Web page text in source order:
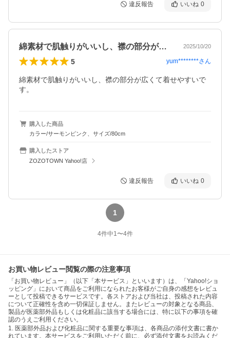
違反報告 いいね 0
綿素材で肌触りがいいし、襟の部分が広く… 2025/10/20
5 yum********さん
綿素材で肌触りがいいし、襟の部分が広くて着せやすいで
す。
購入した商品
カラー/サーモンピンク、サイズ/80cm
購入したストア
ZOZOTOWN Yahoo!店
違反報告 いいね 0
1
4件中1〜4件
お買い物レビュー閲覧の際の注意事項
「お買い物レビュー」（以下「本サービス」といいます）は、「Yahoo!ショ
ッピング」において商品をご利用になられたお客様がご自身の感想をレビュ
ーとして投稿できるサービスです。各ストアおよび当社は、投稿された内容
について正確性を含め一切保証しません。またレビューの対象となる商品、
製品が医薬部外品もしくは化粧品に該当する場合には、特に以下の事項を確
認のうえご利用ください。
1. 医薬部外品および化粧品に関する重要な事項は、各商品の添付文書に書か
れています。本サービスをご利用いただく前に、必ず添付文書をお読みくだ